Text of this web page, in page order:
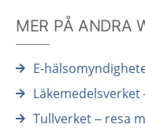
MER PÅ ANDRA
E-
Tullverket – resa